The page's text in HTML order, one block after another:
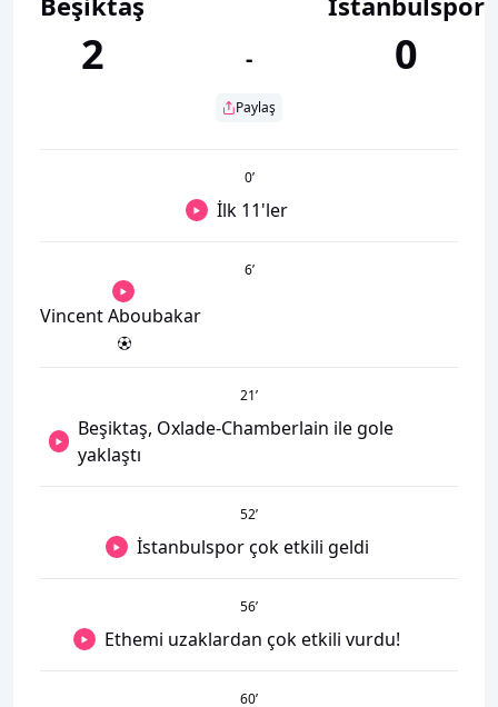
2 -
Paylaş
0
0’
İlk 11'ler
6’
Vincent Aboubakar
21’
Beşiktaş, Oxlade-Chamberlain ile gole
yaklaştı
52’
İstanbulspor çok etkili geldi
56’
Ethemi uzaklardan çok etkili vurdu!
60’